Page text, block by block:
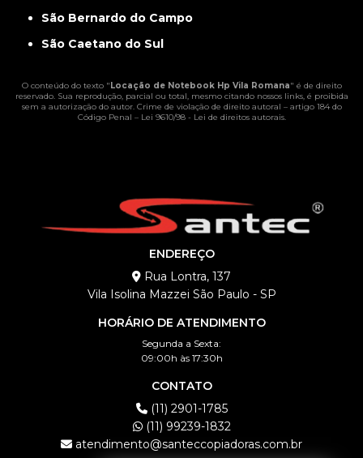
São Bernardo do Campo
São Caetano do Sul
O conteúdo do texto "Locação de Notebook Hp Vila Romana" é de direito
reservado. Sua reprodução, parcial ou total, mesmo citando nossos links, é proibida
sem a autorização do autor. Crime de violação de direito autoral – artigo 184 do
Código Penal – Lei 9610/98 - Lei de direitos autorais.
ENDEREÇO
Rua Lontra, 137
Vila Isolina Mazzei São Paulo - SP
HORÁRIO DE ATENDIMENTO
Segunda a Sexta:
09:00h às 17:30h
CONTATO
(11) 2901-1785
(11) 99239-1832
atendimento@santeccopiadoras.com.br